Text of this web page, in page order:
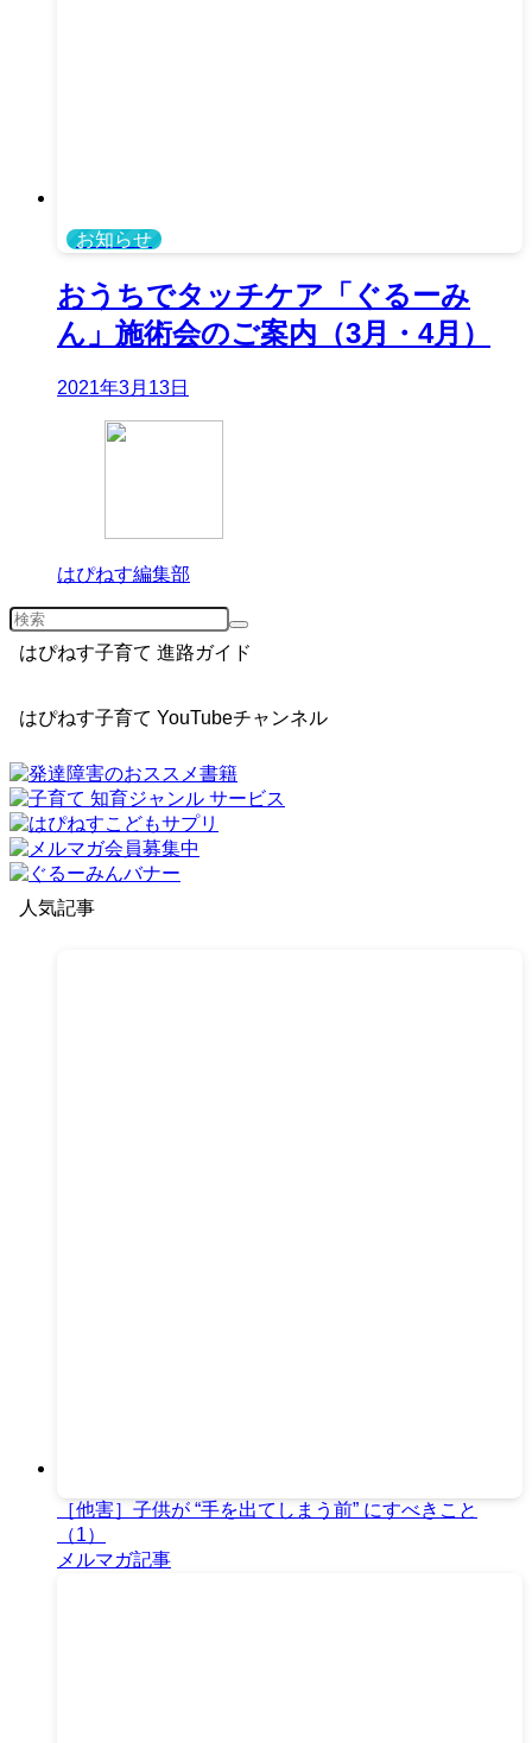
お知らせ
おうちでタッチケア「ぐるーみ
ん」施術会のご案内（3月・4月）
2021年3月13日
はぴねす編集部
はぴねす子育て 進路ガイド
はぴねす子育て YouTubeチャンネル
人気記事
［他害］子供が “手を出てしまう前” にすべきこと
（1）
メルマガ記事